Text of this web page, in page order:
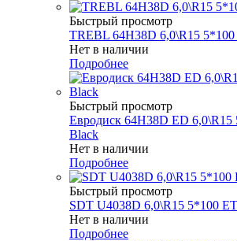
Быстрый просмотр
TREBL 64H38D 6,0\R15
Нет в наличии
Подробнее
Быстрый просмотр
Евродиск 64H38D ED 6,0\R15
Black
Нет в наличии
Подробнее
Быстрый просмотр
SDT U4038D 6,0\R15 5*100
Нет в наличии
Подробнее